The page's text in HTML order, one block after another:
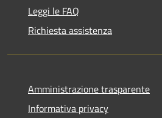
Leggi le FAQ
Richiesta assistenza
Amministrazione trasparente
Informativa privacy